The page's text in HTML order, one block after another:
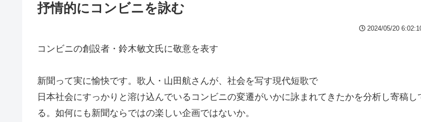
抒情的にコンビニを詠む
2024/05/20
コンビニの創設者・鈴木敏文氏に敬意を表す
新聞って実に愉快です。歌人・山田航さんが、社会を写す現代短歌で
日本社会にすっかりと溶け込んでいるコンビニの変遷がいかに詠まれてきたかを分析し寄稿し
る。如何にも新聞ならではの楽しい企画ではないか。